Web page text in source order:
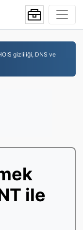
gizliliği, DNS ve
ile